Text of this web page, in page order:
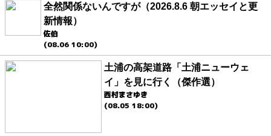
全然関係ないんですが（2026.8.6 朝エッセイと更
新情報）
佐伯
(08.06 10:00)
土浦の高架道路「土浦ニューウェ
イ」を見に行く（傑作選）
西村まさゆき
(08.05 18:00)